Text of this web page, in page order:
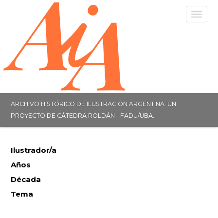
ARCHIVO HISTÓRICO DE ILUSTRACIÓN ARGENTINA. UN
PROYECTO DE CÁTEDRA ROLDÁN - FADU/UBA.
Ilustrador/a
Años
Década
Tema